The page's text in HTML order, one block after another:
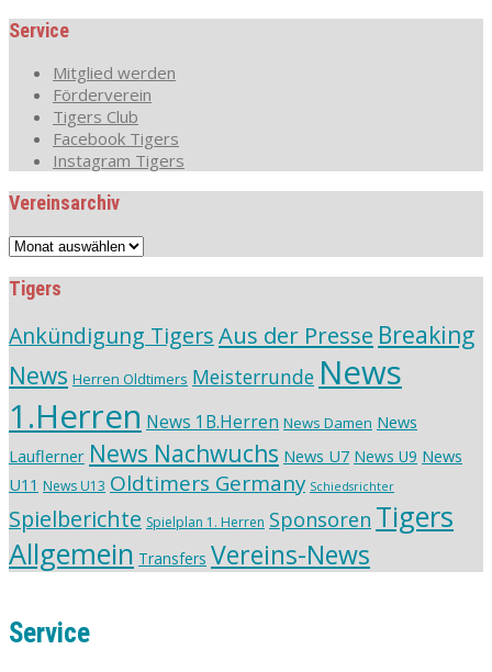
Service
Mitglied werden
Förderverein
Tigers Club
Facebook Tigers
Instagram Tigers
Vereinsarchiv
Vereinsarchiv
Tigers
Ankündigung TigersAus der Presse Breaking
News Herren Oldtimers Meisterrunde News
1.Herren News 1B.Herren News Damen News
Lauflerner News Nachwuchs News U7 News U9 News
U11 News U13 Oldtimers Germany Schiedsrichter
Spielberichte Spielplan 1. Herren Sponsoren Tigers
Allgemein Transfers Vereins-News
Service